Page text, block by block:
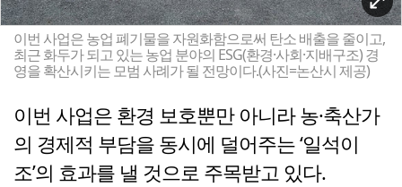
이번 사업은 농업 폐기물을 자원화함으로써 탄소 배출을 줄이고,
최근 화두가 되고 있는 농업 분야의 ESG(환경·사회·지배구조) 경
영을 확산시키는 모범 사례가 될 전망이다.(사진=논산시 제공)
이번 사업은 환경 보호뿐만 아니라 농·축산가
의 경제적 부담을 동시에 덜어주는 ‘일석이
조’의 효과를 낼 것으로 주목받고 있다.